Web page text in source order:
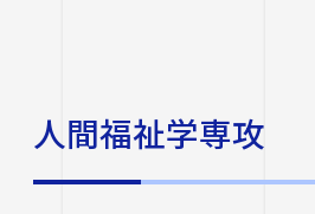
建学の精神・学園訓
沿革
就職・キャリア支援
人間福祉学専攻